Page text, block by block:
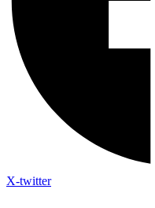
X-twitter